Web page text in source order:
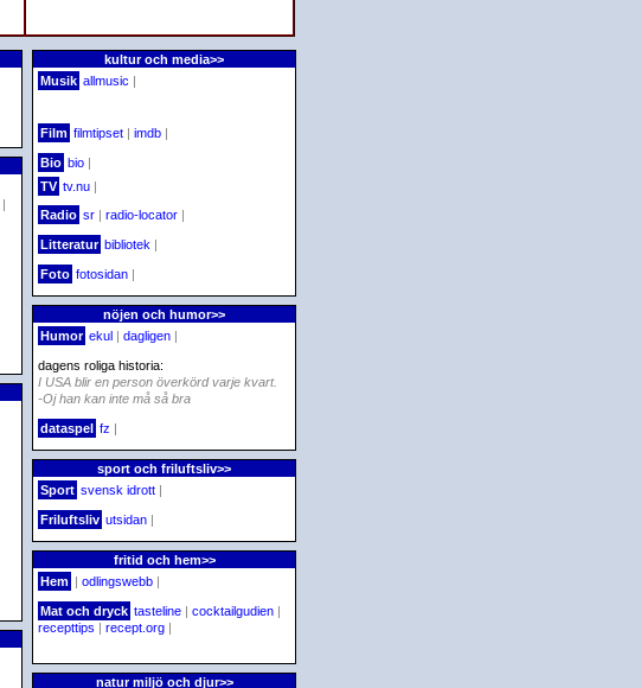
|
kultur och media>>
Musik allmusic |
Film filmtipset | imdb |
Bio bio |
TV tv.nu |
Radio sr | radio-locator |
Litteratur bibliotek |
Foto fotosidan |
nöjen och humor>>
Humor ekul | dagligen |
dagens roliga historia:
I USA blir en person överkörd varje kvart.
-Oj han kan inte må så bra
dataspel fz |
sport och friluftsliv>>
Sport svensk idrott |
Friluftsliv utsidan |
fritid och hem>>
Hem | odlingswebb |
Mat och dryck tasteline | cocktailgudien |
recepttips | recept.org |
natur miljö och djur>>